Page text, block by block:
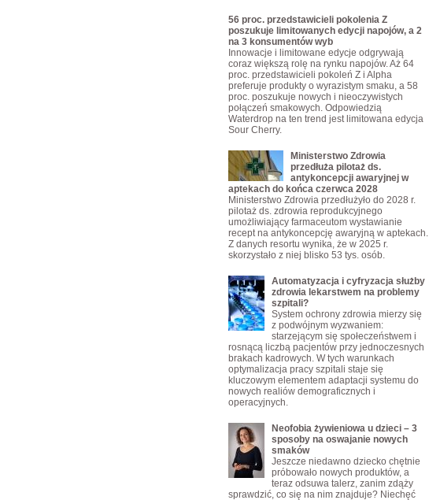
56 proc. przedstawicieli pokolenia Z
poszukuje limitowanych edycji napojów, a 2
na 3 konsumentów wyb
Innowacje i limitowane edycje odgrywają
coraz większą rolę na rynku napojów. Aż 64
proc. przedstawicieli pokoleń Z i Alpha
preferuje produkty o wyrazistym smaku, a 58
proc. poszukuje nowych i nieoczywistych
połączeń smakowych. Odpowiedzią
Waterdrop na ten trend jest limitowana edycja
Sour Cherry.
Ministerstwo Zdrowia
przedłuża pilotaż ds.
antykoncepcji awaryjnej w
aptekach do końca czerwca 2028
Ministerstwo Zdrowia przedłużyło do 2028 r.
pilotaż ds. zdrowia reprodukcyjnego
umożliwiający farmaceutom wystawianie
recept na antykoncepcję awaryjną w aptekach.
Z danych resortu wynika, że w 2025 r.
skorzystało z niej blisko 53 tys. osób.
Automatyzacja i cyfryzacja służby
zdrowia lekarstwem na problemy
szpitali?
System ochrony zdrowia mierzy się
z podwójnym wyzwaniem:
starzejącym się społeczeństwem i
rosnącą liczbą pacjentów przy jednoczesnych
brakach kadrowych. W tych warunkach
optymalizacja pracy szpitali staje się
kluczowym elementem adaptacji systemu do
nowych realiów demograficznych i
operacyjnych.
Neofobia żywieniowa u dzieci – 3
sposoby na oswajanie nowych
smaków
Jeszcze niedawno dziecko chętnie
próbowało nowych produktów, a
teraz odsuwa talerz, zanim zdąży
sprawdzić, co się na nim znajduje? Niechęć